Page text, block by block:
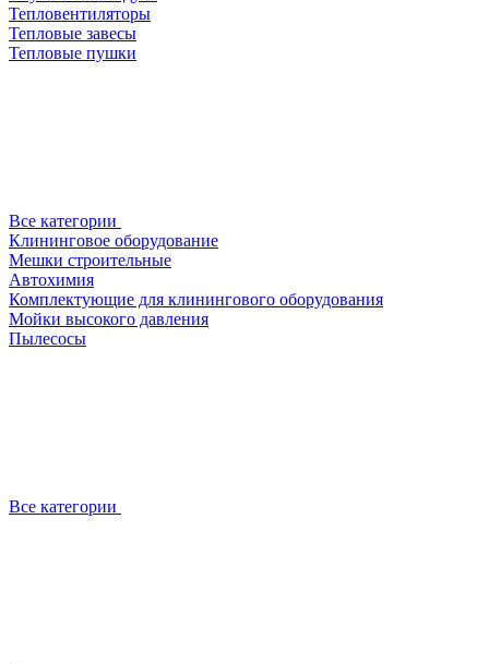
Тепловентиляторы
Тепловые завесы
Тепловые пушки
Все категории
Клининговое оборудование
Мешки строительные
Автохимия
Комплектующие для клинингового оборудования
Мойки высокого давления
Пылесосы
Все категории